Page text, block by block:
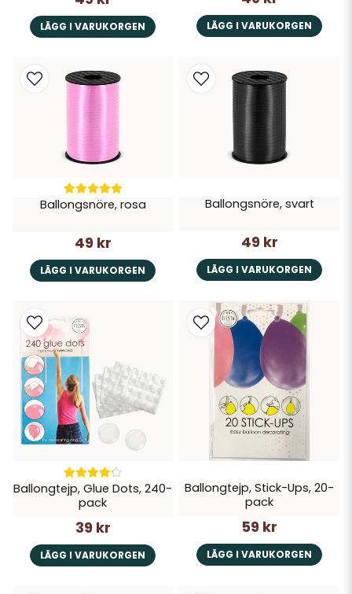
LÄGG I VARUKORGEN LÄGG I VARUKORGEN
Ballongsnöre, rosa
49 kr
LÄGG I VARUKORGEN
Ballongsnöre, svart
49 kr
LÄGG I VARUKORGEN
Ballongtejp, Glue Dots, 240-
pack
39 kr
LÄGG I VARUKORGEN
Ballongtejp, Stick-Ups, 20-
pack
59 kr
LÄGG I VARUKORGEN